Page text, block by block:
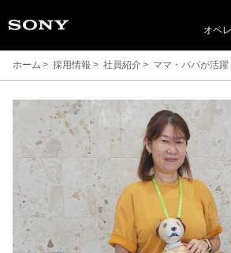
オペ
ホーム 採用情報 社員紹介 ママ・パパが活躍